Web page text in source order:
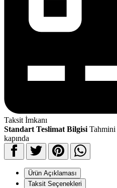
Taksit İmkanı
Standart Teslimat Bilgisi Tahmini
kapında
Ürün Açıklaması
Taksit Seçenekleri